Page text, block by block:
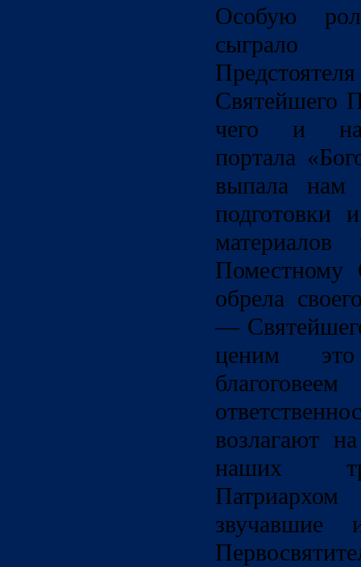
Особую
сыграло
Святейшего
чего и
портала
выпала нам
подготовки
Поместному
обрела
—
ценим
возлагают
наших
звучавшие